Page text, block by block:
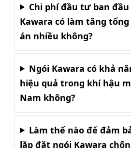
Chi phí đầu tư ban
Kawara có làm tăng
án nhiều không?
Ngói Kawara có khả
hiệu quả trong khí hậu
Nam không?
Làm thế nào để đảm
lắp đặt ngói Kawara